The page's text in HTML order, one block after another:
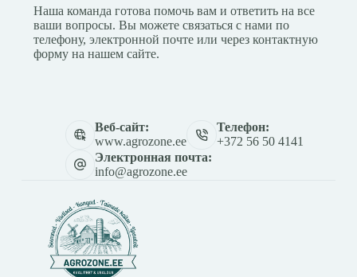
Наша команда готова помочь вам и ответить на все
ваши вопросы. Вы можете связаться с нами по
телефону, электронной почте или через контактную
форму на нашем сайте.
Веб-сайт:
www.agrozone.ee
Телефон:
+372 56 50 4141
Электронная почта:
info@agrozone.ee